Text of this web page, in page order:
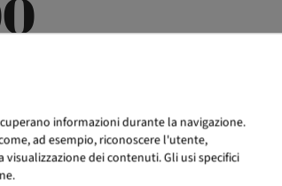
informazioni durante la navigazione.
ad esempio, riconoscere l'utente,
dei contenuti. Gli usi specifici